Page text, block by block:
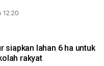
12:20
siapkan lahan 6 ha untuk
rakyat